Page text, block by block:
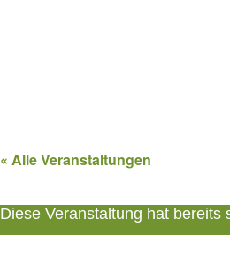
« Alle Veranstaltungen
Diese Veranstaltung hat bereits